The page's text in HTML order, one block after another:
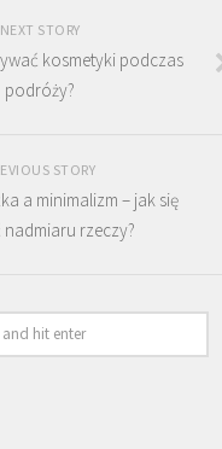
NEXT STORY
kosmetyki podczas
podróży?
STORY
a minimalizm – jak się
rzeczy?